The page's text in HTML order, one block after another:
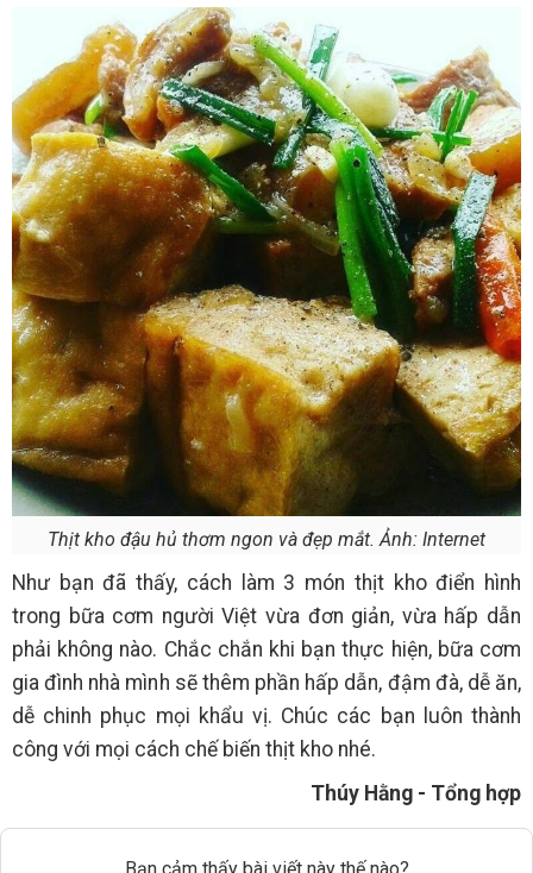
Thịt kho đậu hủ thơm ngon và đẹp mắt. Ảnh: Internet
Như bạn đã thấy, cách làm 3 món thịt kho điển hình
trong bữa cơm người Việt vừa đơn giản, vừa hấp dẫn
phải không nào. Chắc chắn khi bạn thực hiện, bữa cơm
gia đình nhà mình sẽ thêm phần hấp dẫn, đậm đà, dễ ăn,
dễ chinh phục mọi khẩu vị. Chúc các bạn luôn thành
công với mọi cách chế biến thịt kho nhé.
Thúy Hằng - Tổng hợp